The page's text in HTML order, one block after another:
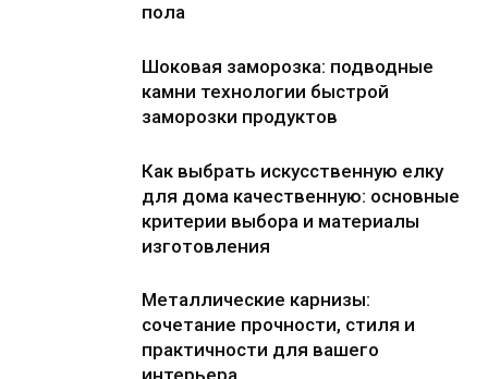
пола
Шоковая заморозка: подводные
камни технологии быстрой
заморозки продуктов
Как выбрать искусственную елку
для дома качественную: основные
критерии выбора и материалы
изготовления
Металлические карнизы:
сочетание прочности, стиля и
практичности для вашего